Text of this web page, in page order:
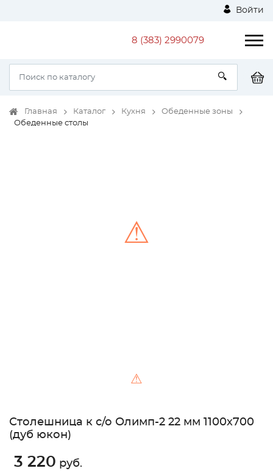
Войти
8 (383) 2990079
Главная Каталог Кухня
Обеденные зоны
Обеденные столы
⚠
⚠
Столешница к с/о Олимп-2 22 мм 1100х700
(дуб юкон)
3 220 руб.